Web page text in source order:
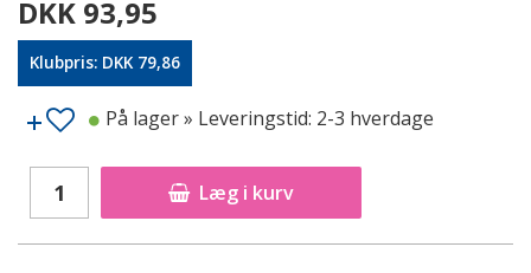
DKK 93,95
Klubpris: DKK 79,86
Læg i kurv
På lager» Leveringstid: 2-3 hverdage